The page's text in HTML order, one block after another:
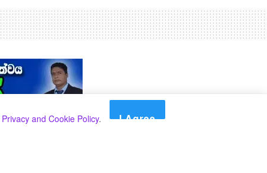
Privacy and Cookie Policy. I Agree